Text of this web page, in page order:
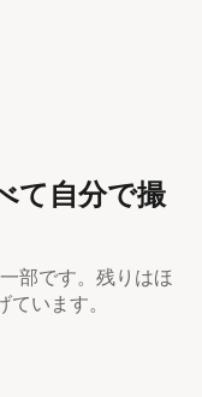
て自分で撮
部です。残りはほ
います。